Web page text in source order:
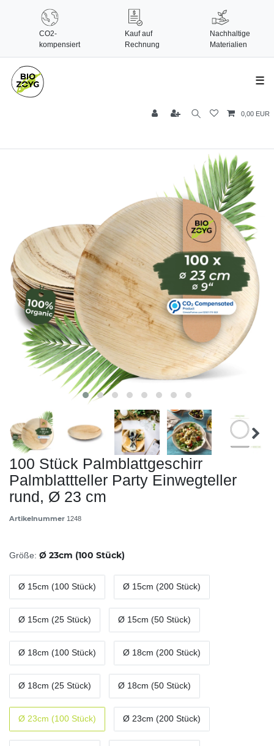
CO2-
kompensiert
Kauf auf
Rechnung
Nachhaltige
Materialien
☰
0,00 EUR
100 Stück Palmblattgeschirr
Palmblattteller Party Einwegteller
rund, Ø 23 cm
Artikelnummer 1248
Größe: Ø 23cm (100 Stück)
Ø 15cm (100 Stück) Ø 15cm (200 Stück)
Ø 15cm (25 Stück) Ø 15cm (50 Stück)
Ø 18cm (100 Stück) Ø 18cm (200 Stück)
Ø 18cm (25 Stück) Ø 18cm (50 Stück)
Ø 23cm (100 Stück) Ø 23cm (200 Stück)